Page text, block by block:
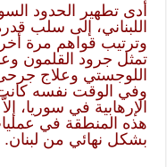
أدى تطهير الحدود
اللبناني، إلى سلب
وترتيب قواهم مرة
تمثل جرود القلمون
اللوجستي وعلاج جرحى
وفي الوقت نفسه
الإرهابية في سوريا،
هذه المنطقة في
بشكل نهائي من لبنان.